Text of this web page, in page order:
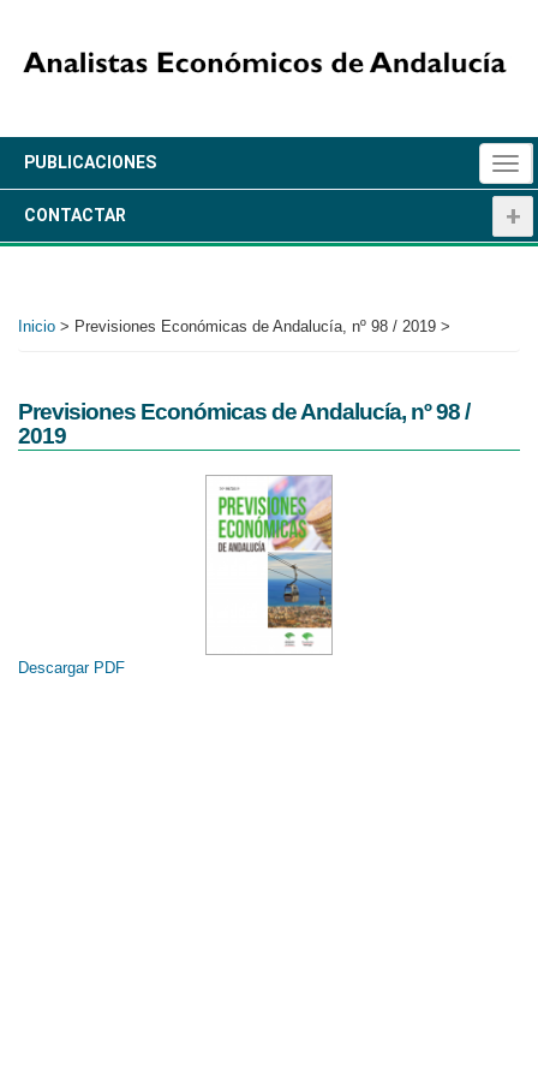
contenido
+
PUBLICACIONES
+
CONTACTAR
Inicio > Previsiones Económicas de Andalucía, nº 98 / 2019 >
Previsiones Económicas de Andalucía, nº 98 /
2019
Descargar PDF